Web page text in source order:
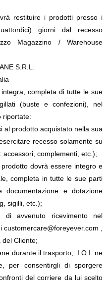
restituire i prodotti presso i
giorni dal recesso
Magazzino / Warehouse
S.R.L.
completa di tutte le sue
(buste e confezioni), nel
riportate:
al prodotto acquistato nella sua
recesso solamente su
complementi, etc.);
dovrà essere integro e
completa in tutte le sue parti
documentazione e dotazione
sigilli, etc.);
di avvenuto ricevimento nel
,
Cliente;
durante il trasporto,  I.O.I. ne
per consentirgli di sporgere
del corriere da lui scelto